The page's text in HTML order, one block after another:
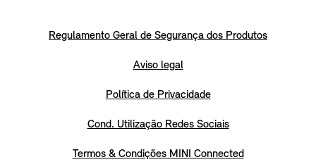
Regulamento Geral de Segurança dos Produtos
Aviso legal
Política de Privacidade
Cond. Utilização Redes Sociais
Termos & Condições MINI Connected